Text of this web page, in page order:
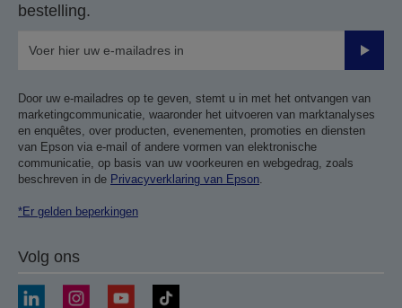
bestelling.
Door uw e-mailadres op te geven, stemt u in met het ontvangen van
marketingcommunicatie, waaronder het uitvoeren van marktanalyses
en enquêtes, over producten, evenementen, promoties en diensten
van Epson via e-mail of andere vormen van elektronische
communicatie, op basis van uw voorkeuren en webgedrag, zoals
beschreven in de Privacyverklaring van Epson
*Er gelden beperkingen
Volg ons